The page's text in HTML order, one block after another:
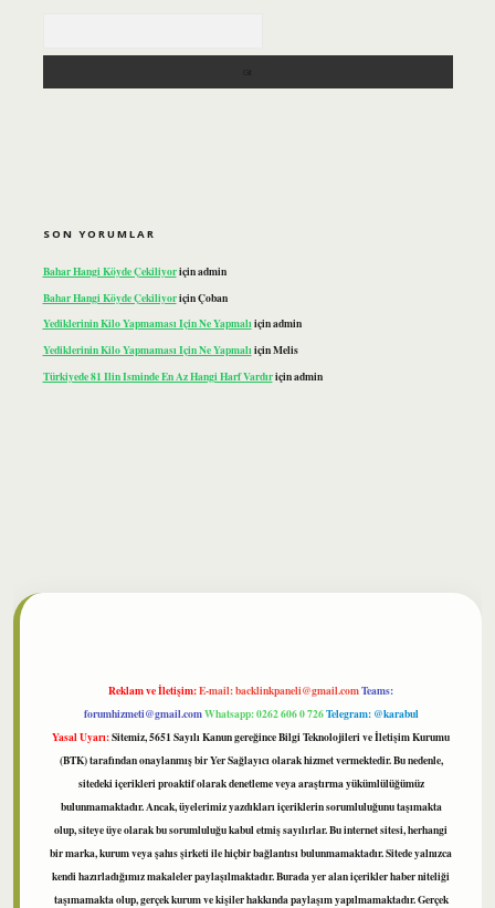
SON YORUMLAR
Bahar Hangi Köyde Çekiliyoriçinadmin
Bahar Hangi Köyde ÇekiliyoriçinÇoban
Yediklerinin Kilo Yapmaması Için Ne Yapmalıiçinadmin
Yediklerinin Kilo Yapmaması Için Ne YapmalıiçinMelis
Türkiyede 81 Ilin Isminde En Az Hangi Harf Vardıriçinadmin
Reklam ve İletişim:E-mail:backlinkpaneli@gmail.comTeams:
forumhizmeti@gmail.comWhatsapp: 0262 606 0 726Telegram: @karabul
Yasal Uyarı:Sitemiz, 5651 Sayılı Kanun gereğince Bilgi Teknolojileri ve İletişim Kurumu
(BTK) tarafından onaylanmış bir Yer Sağlayıcı olarak hizmet vermektedir. Bu nedenle,
sitedeki içerikleri proaktif olarak denetleme veya araştırma yükümlülüğümüz
bulunmamaktadır. Ancak, üyelerimiz yazdıkları içeriklerin sorumluluğunu taşımakta
olup, siteye üye olarak bu sorumluluğu kabul etmiş sayılırlar. Bu internet sitesi, herhangi
bir marka, kurum veya şahıs şirketi ile hiçbir bağlantısı bulunmamaktadır. Sitede yalnızca
kendi hazırladığımız makaleler paylaşılmaktadır. Burada yer alan içerikler haber niteliği
taşımamakta olup, gerçek kurum ve kişiler hakkında paylaşım yapılmamaktadır. Gerçek